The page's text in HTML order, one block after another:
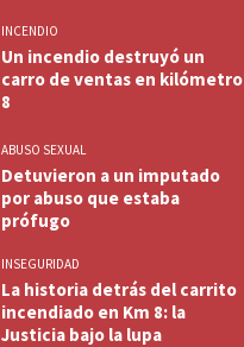
INCENDIO
Un incendio destruyó un
carro de ventas en kilómetro
8
ABUSO SEXUAL
Detuvieron a un imputado
por abuso que estaba
prófugo
INSEGURIDAD
La historia detrás del carrito
incendiado en Km 8: la
Justicia bajo la lupa